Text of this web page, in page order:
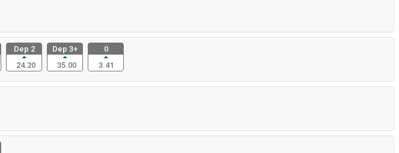
Dep 2
24.20
Dep 3+
35.00
0
3.41